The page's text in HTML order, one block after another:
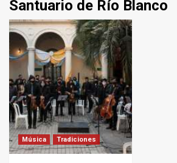
Santuario de Río Blanco
Música Tradiciones